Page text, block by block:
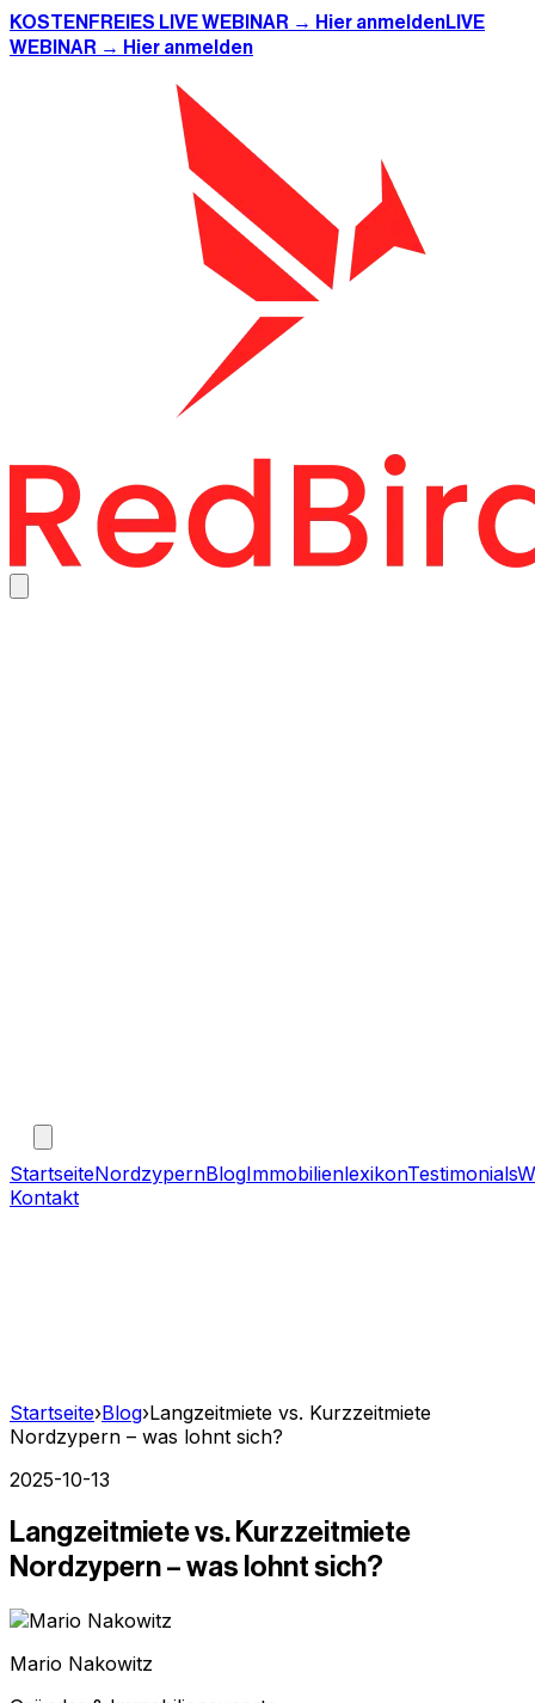
KOSTENFREIES LIVE WEBINAR → Hier anmeldenLIVE
WEBINAR → Hier anmelden
StartseiteNordzypernBlogImmobilienlexikonTestimonials
Kontakt
Startseite›Blog›Langzeitmiete vs. Kurzzeitmiete
Nordzypern – was lohnt sich?
2025-10-13
Langzeitmiete vs. Kurzzeitmiete
Nordzypern – was lohnt sich?
Mario Nakowitz